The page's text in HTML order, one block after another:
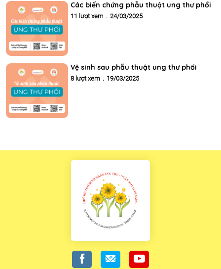
Các biến chứng phẫu thuật ung thư phổi
11 lượt xem . 24/03/2025
Vệ sinh sau phẫu thuật ung thư phổi
8 lượt xem . 19/03/2025